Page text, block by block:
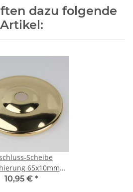
dazu folgende
Artikel:
Scheibe
65x10mm
Form Metall
10,95 € *